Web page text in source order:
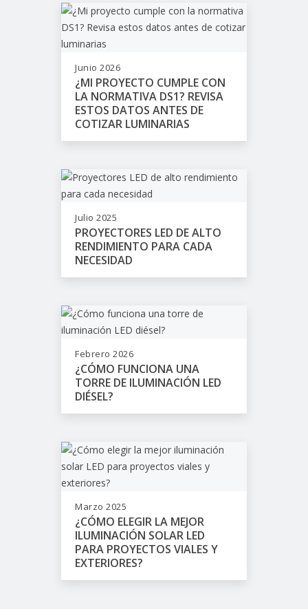
Junio 2026
¿MI PROYECTO CUMPLE CON
LA NORMATIVA DS1? REVISA
ESTOS DATOS ANTES DE
COTIZAR LUMINARIAS
Julio 2025
PROYECTORES LED DE ALTO
RENDIMIENTO PARA CADA
NECESIDAD
Febrero 2026
¿CÓMO FUNCIONA UNA
TORRE DE ILUMINACIÓN LED
DIÉSEL?
Marzo 2025
¿CÓMO ELEGIR LA MEJOR
ILUMINACIÓN SOLAR LED
PARA PROYECTOS VIALES Y
EXTERIORES?